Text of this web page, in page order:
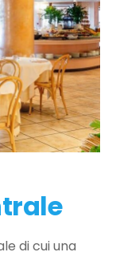
di cui una